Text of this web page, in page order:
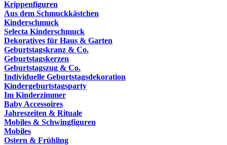
Krippenfiguren
Aus dem Schmuckkästchen
Kinderschmuck
Selecta Kinderschmuck
Dekoratives für Haus & Garten
Geburtstagskranz & Co.
Geburtstagskerzen
Geburtstagszug & Co.
Individuelle Geburtstagsdekoration
Kindergeburtstagsparty
Im Kinderzimmer
Baby Accessoires
Jahreszeiten & Rituale
Mobiles & Schwingfiguren
Mobiles
Ostern & Frühling